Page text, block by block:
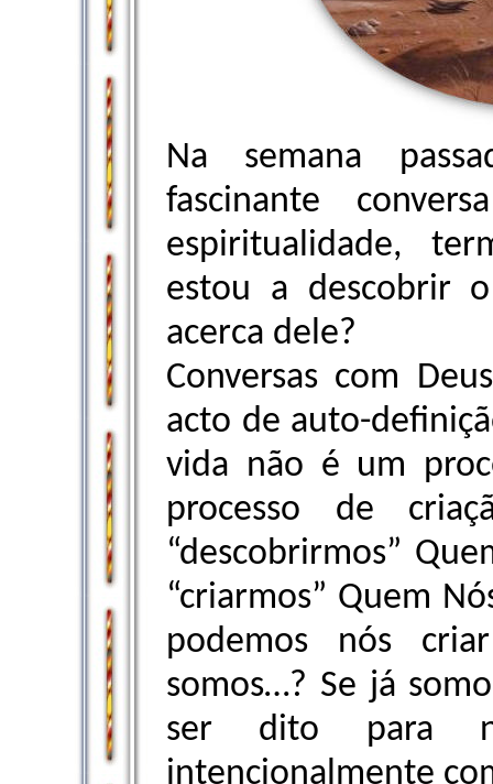
Na semana
fascinante
espiritualidade,
estou a descobrir
acerca dele?
Conversas com
acto de auto-
vida não é um
processo de
“descobrirmos”
“criarmos” Quem
podemos nós
somos…? Se já
ser dito para
intencionalmente